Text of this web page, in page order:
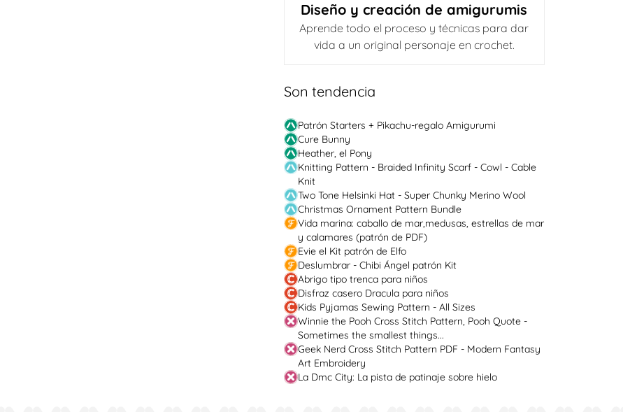
Diseño y creación de amigurumis
Aprende todo el proceso y técnicas para dar
vida a un original personaje en crochet.
Son tendencia
Patrón Starters + Pikachu-regalo Amigurumi
Cure Bunny
Heather, el Pony
Knitting Pattern - Braided Infinity Scarf - Cowl - Cable
Knit
Two Tone Helsinki Hat - Super Chunky Merino Wool
Christmas Ornament Pattern Bundle
Vida marina: caballo de mar,medusas, estrellas de mar
y calamares (patrón de PDF)
Evie el Kit patrón de Elfo
Deslumbrar - Chibi Ángel patrón Kit
Abrigo tipo trenca para niños
Disfraz casero Dracula para niños
Kids Pyjamas Sewing Pattern - All Sizes
Winnie the Pooh Cross Stitch Pattern, Pooh Quote -
Sometimes the smallest things...
Geek Nerd Cross Stitch Pattern PDF - Modern Fantasy
Art Embroidery
La Dmc City: La pista de patinaje sobre hielo